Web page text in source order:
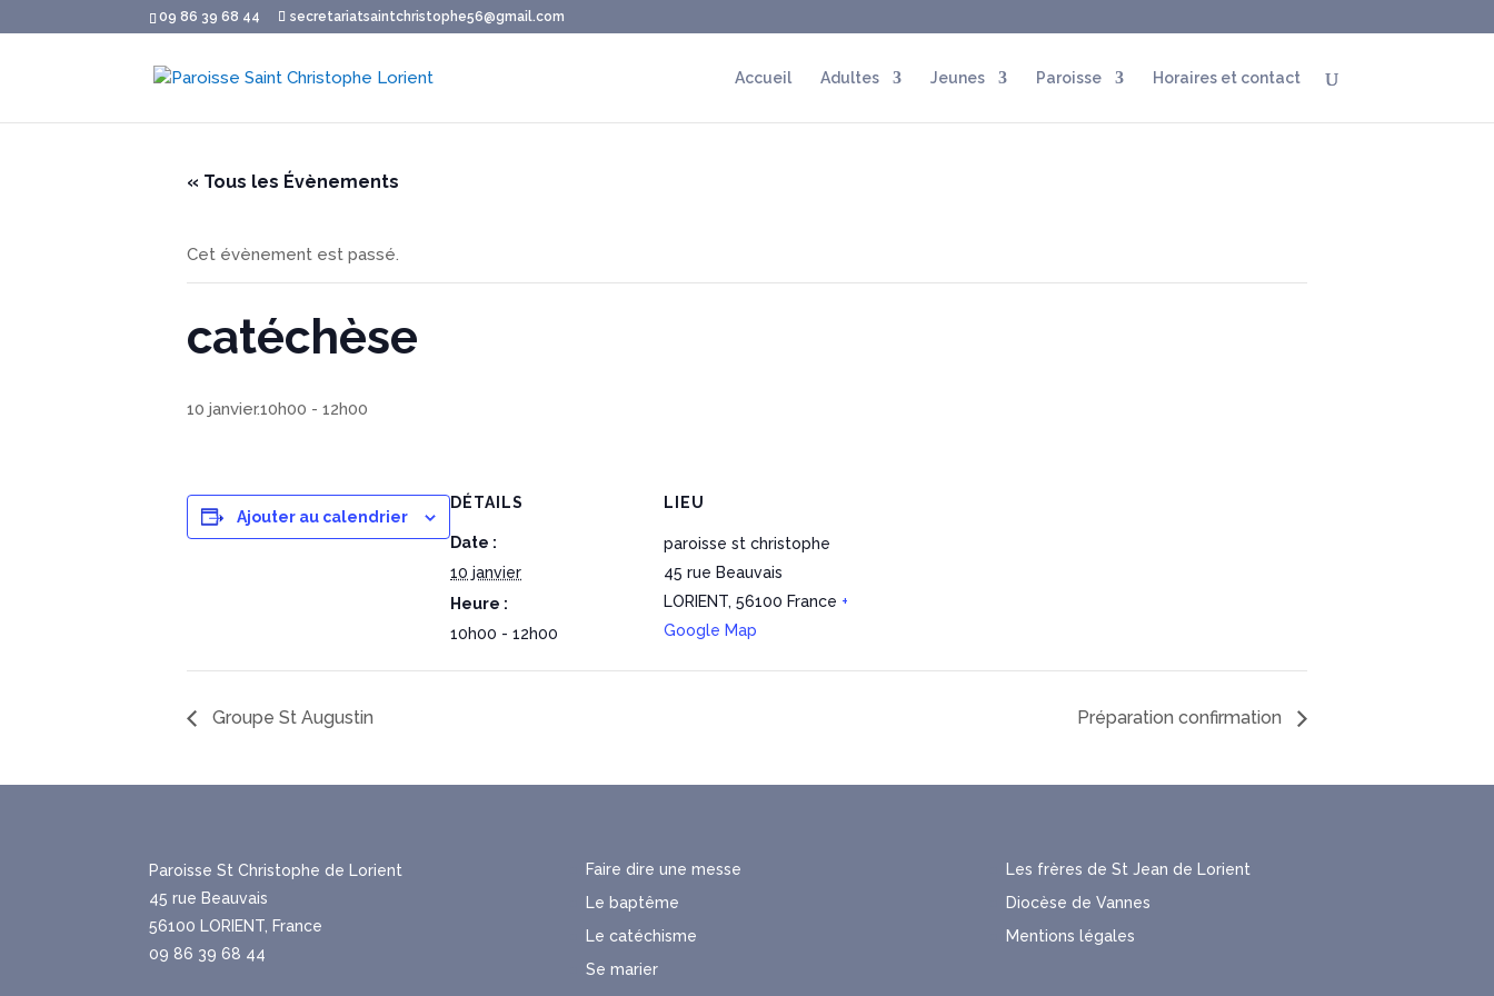
09 86 39 68 44 secretariatsaintchristophe56@gmail.com
Accueil Adultes Jeunes Paroisse Horaires et contact
« Tous les Évènements
Cet évènement est passé.
catéchèse
10 janvier.10h00 - 12h00
Ajouter au calendrier
DÉTAILS
Date :
10 janvier
Heure :
10h00 - 12h00
LIEU
paroisse st christophe
45 rue Beauvais
LORIENT, 56100 France +
Google Map
Groupe St Augustin Préparation confirmation
Paroisse St Christophe de Lorient
45 rue Beauvais
56100 LORIENT, France
09 86 39 68 44
Faire dire une messe
Le baptême
Le catéchisme
Se marier
Les frères de St Jean de Lorient
Diocèse de Vannes
Mentions légales